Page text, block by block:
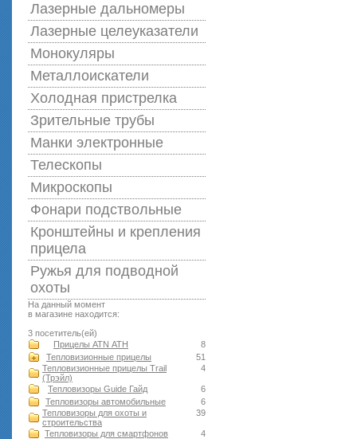
Лазерные дальномеры
Лазерные целеуказатели
Монокуляры
Металлоискатели
Холодная пристрелка
Зрительные трубы
Манки электронные
Телескопы
Микроскопы
Фонари подствольные
Кронштейны и крепления
прицела
Ружья для подводной
оxоты
На данный момент
в магазине находится:
3 посетитель(ей)
8
Прицелы ATN АТН
51
Тепловизионные прицелы
4
Тепловизионные прицелы Trail
(Трэйл)
6
Тепловизоры Guide Гайд
6
Тепловизоры автомобильные
39
Тепловизоры для охоты и
строительства
4
Тепловизоры для смартфонов